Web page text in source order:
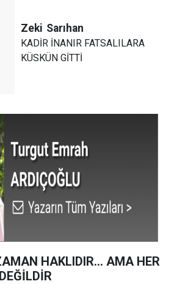
Zeki Sarıhan
KADİR İNANIR FATSALILARA
KÜSKÜN GİTTİ
HAKLIDIR… AMA HER